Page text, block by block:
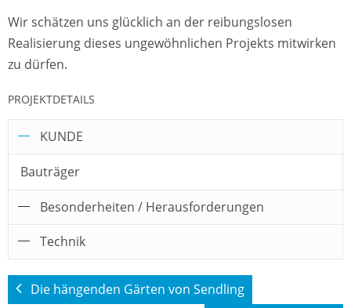
Wir schätzen uns glücklich an der reibungslosen
Realisierung dieses ungewöhnlichen Projekts mitwirken
zu dürfen.
PROJEKTDETAILS
KUNDE
Bauträger
Besonderheiten / Herausforderungen
Überkopfmontage in über 4 Metern Höhe an der
Decke der Tiefgarage - enorme Leitungslängen
Technik
Zwei getrennte Gießkreise mit rund 400 lfm
Edelstahlrohr - über ein km Tropfleitung
Die hängenden Gärten von Sendling